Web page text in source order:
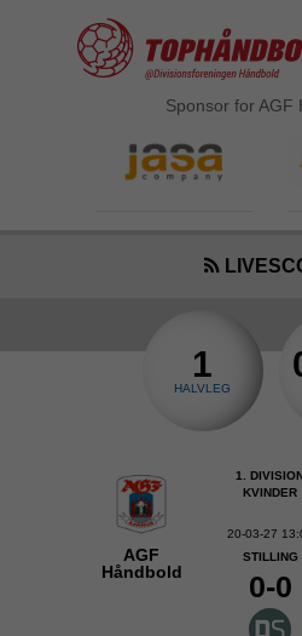
Sponsor for AGF
1
HALVLEG
AGF
Håndbold
1.
KVINDER
20-03-27
STILLING
0-0